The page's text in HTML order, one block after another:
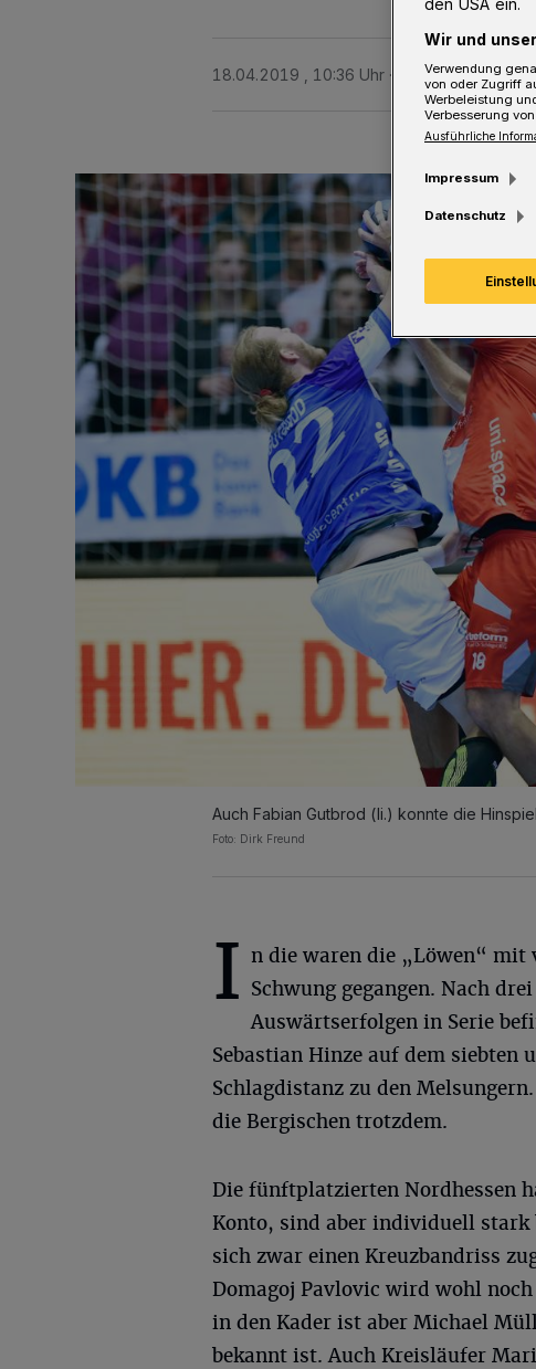
18.04.2019 , 10:36 Uhr 2 Minuten Lesezeit
Auch Fabian Gutbrod (li.) konnte die
Foto: Dirk Freund
I n die waren die „Löwen“ mit
Schwung gegangen. Nach drei
Auswärtserfolgen in Serie
Sebastian Hinze auf dem
Schlagdistanz zu den
die Bergischen trotzdem.
Die fünftplatzierten Nordhessen
Konto, sind aber individuell stark
sich zwar einen Kreuzbandriss
Domagoj Pavlovic wird wohl
in den Kader ist aber Michael
bekannt ist. Auch Kreisläufer
den USA ein.
Wir und
Verwendung
von oder Zugriff
Werbeleistung
Verbesserung
Ausführliche
Impressum
Datenschutz